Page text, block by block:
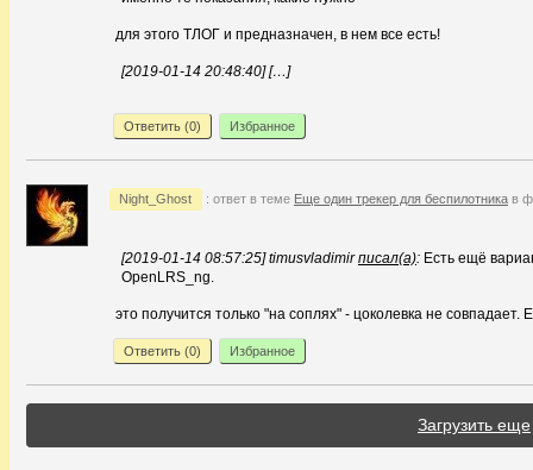
для этого ТЛОГ и предназначен, в нем все есть!
[2019-01-14 20:48:40] […]
Ответить (0) Избранное
Night_Ghost : ответ в теме Еще один трекер для беспилотника в
[2019-01-14 08:57:25] timusvladimirписал(а): Есть ещё
OpenLRS_ng.
это получится только "на соплях" - цоколевка не совпадает.
Ответить (0) Избранное
Загрузить еще